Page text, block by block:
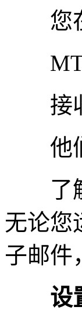
您在
MTA
接收
他们
了解
无论您
子邮件
设